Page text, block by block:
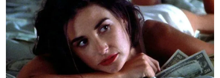
Muat turun aplikasi Sinar Harian. Klik di sini!